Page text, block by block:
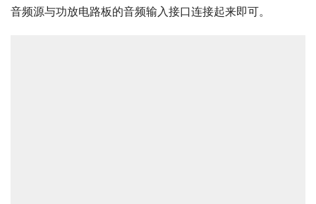
音频源与功放电路板的音频输入接口连接起来即可。